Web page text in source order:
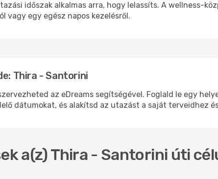
időszak alkalmas arra, hogy lelassíts. A wellness-
vagy egy egész napos kezelésről.
Thira - Santorini
az eDreams segítségével. Foglald le egy
dátumokat, és alakítsd az utazást a saját terveidhez
a(z) Thira - Santorini úti